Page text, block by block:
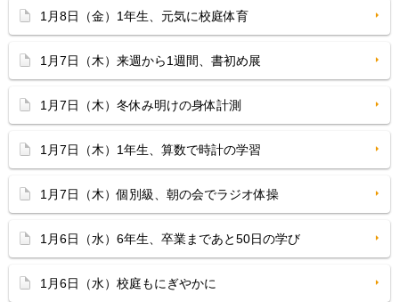
1月8日（金）1年生、元気に校庭体育
1月7日（木）来週から1週間、書初め展
1月7日（木）冬休み明けの身体計測
1月7日（木）1年生、算数で時計の学習
1月7日（木）個別級、朝の会でラジオ体操
1月6日（水）6年生、卒業まであと50日の学び
1月6日（水）校庭もにぎやかに